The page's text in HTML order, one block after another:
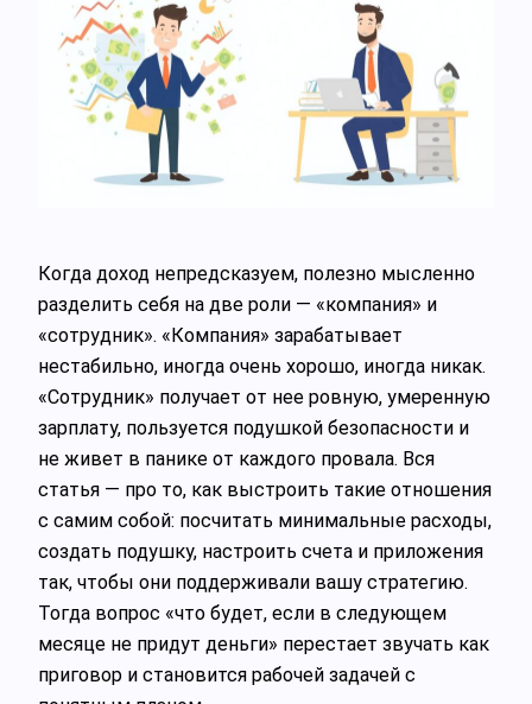
Когда доход непредсказуем, полезно мысленно
разделить себя на две роли — «компания» и
«сотрудник». «Компания» зарабатывает
нестабильно, иногда очень хорошо, иногда никак.
«Сотрудник» получает от нее ровную, умеренную
зарплату, пользуется подушкой безопасности и
не живет в панике от каждого провала. Вся
статья — про то, как выстроить такие отношения
с самим собой: посчитать минимальные расходы,
создать подушку, настроить счета и приложения
так, чтобы они поддерживали вашу стратегию.
Тогда вопрос «что будет, если в следующем
месяце не придут деньги» перестает звучать как
приговор и становится рабочей задачей с